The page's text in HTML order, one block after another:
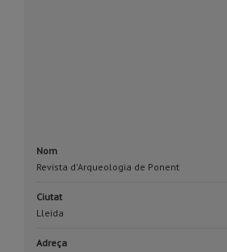
Nom
Revista d'Arqueologia de Ponent
Ciutat
Lleida
Adreça